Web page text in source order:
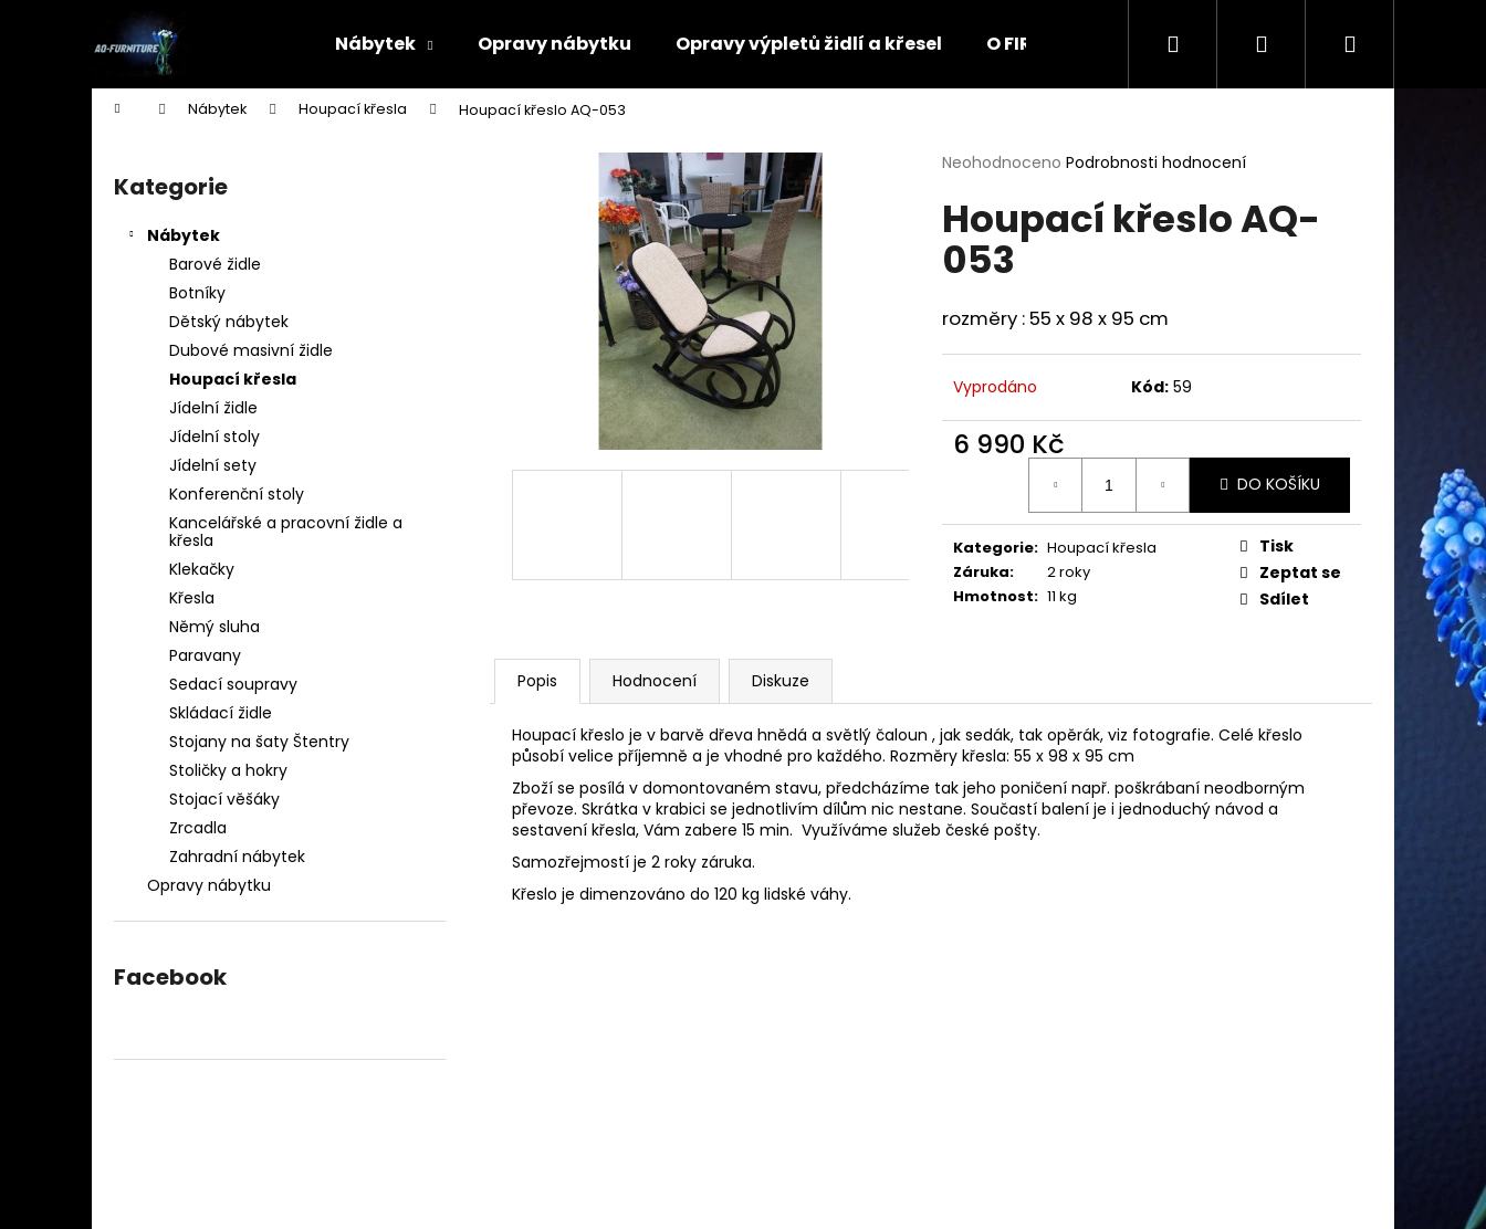
Nábytek Opravy nábytku Opravy výpletů židlí a křesel O FIRMĚ Kontakt Obchodní podmínky
Hledat PřihlášeníNákupní
Domů Nábytek Houpací křesla Houpací křeslo AQ-053
Přeskočit
kategorie
Kategorie
Nábytek
Barové židle
Botníky
Dětský nábytek
Dubové masivní židle
Houpací křesla
Jídelní židle
Jídelní stoly
Jídelní sety
Konferenční stoly
Kancelářské a pracovní židle a
křesla
Klekačky
Křesla
Němý sluha
Paravany
Sedací soupravy
Skládací židle
Stojany na šaty Štentry
Stoličky a hokry
Stojací věšáky
Zrcadla
Zahradní nábytek
Opravy nábytku
Facebook
Průměrné
produktu
je
0,0
z
hvězdiček.
Neohodnoceno Podrobnosti hodnocení
Houpací křeslo AQ-
053
rozměry : 55 x 98 x 95 cm
Vyprodáno Kód: 59
6 990 Kč
DO KOŠÍKU
Kategorie: Houpací křesla
Záruka:
2 roky
Hmotnost: 11 kg
Tisk
Zeptat se
Sdílet
Popis Hodnocení Diskuze
Houpací křeslo je v barvě dřeva hnědá a světlý čaloun , jak sedák, tak opěrák, viz fotografie. Celé křeslo
působí velice příjemně a je vhodné pro každého. Rozměry křesla: 55 x 98 x 95 cm
Zboží se posílá v domontovaném stavu, předcházíme tak jeho poničení např. poškrábaní neodborným
převoze. Skrátka v krabici se jednotlivím dílům nic nestane. Součastí balení je i jednoduchý návod a
sestavení křesla, Vám zabere 15 min. Využíváme služeb české pošty.
Samozřejmostí je 2 roky záruka.
Křeslo je dimenzováno do 120 kg lidské váhy.
Zpět
Zpět
Co potřebujete najít?
HLEDAT
Doporučujeme
STOJAN NA ŠATY - ŠTENDR - VĚŠÁK NA
OBLEČENÍ AQ-039
1 280 Kč
VĚŠÁK DŘEVĚNÝ AQ-080
KŘESLO AQ-0949 UŠÁK